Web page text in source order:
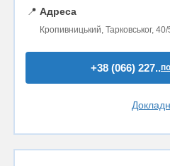
📍 Адреса
Кропивницький, Тарковськог,
+38 (066) 227..